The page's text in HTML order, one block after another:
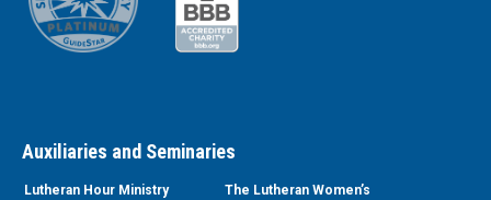
Auxiliaries and Seminaries
Lutheran Hour Ministry
The Lutheran Women’s